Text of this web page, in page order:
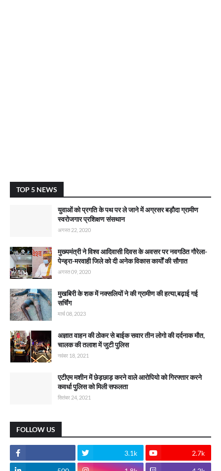
TOP 5 NEWS
युवाओं को प्रगति के पथ पर ले जाने में अग्रसर बड़ौदा ग्रामीण
स्वरोजगार प्रशिक्षण संसथान
अगस्त 22, 2020
मुख्यमंत्री ने विश्व आदिवासी दिवस के अवसर पर नवगठित गौरेला-
पेन्ड्रा-मरवाही जिले को दी अनेक विकास कार्याें की सौगात
अगस्त 09, 2020
मुखबिरी के शक में नक्सलियों ने की ग्रामीण की हत्या,बढ़ाई गई
सर्चिंग
मार्च 08, 2023
अज्ञात वाहन की ठोकर से बाईक सवार तीन लोगो की दर्दनाक मौत,
चालक की तलाश में जुटी पुलिस
नवंबर 18, 2021
एटीएम मशीन में छेड़छाड़ करने वाले आरोपियो को गिरफ्तार करने
कवर्धा पुलिस को मिली सफलता
सितंबर 24, 2021
FOLLOW US
3.1k 2.7k